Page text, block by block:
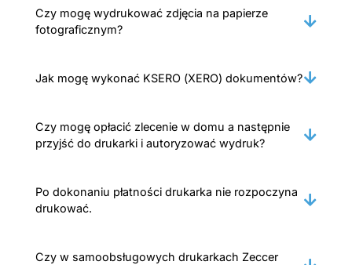
Czy mogę wydrukować zdjęcia na papierze
fotograficznym?
Jak mogę wykonać KSERO (XERO) dokumentów?
Czy mogę opłacić zlecenie w domu a następnie
przyjść do drukarki i autoryzować wydruk?
Po dokonaniu płatności drukarka nie rozpoczyna
drukować.
Czy w samoobsługowych drukarkach Zeccer